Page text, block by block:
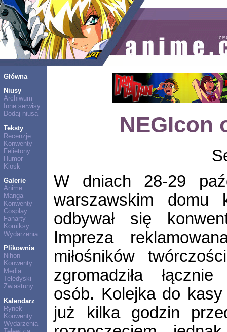
Główna
Niusy
Archiwum
Inne serwisy
Dodaj niusa
Teksty
Recenzje
Konwenty
Felietony
Humor
Kiosk
Galerie
Anime
Manga
Konwenty
Cosplay
Fanarty
Komiksy
Wydarzenia
Plikownia
Nihon
Konwenty
Media
Teledyski
Zwiastuny
Kalendarz
Rynek
Konwenty
Wydarzenia
NEGIcon
W dniach 28-29
warszawskim domu
odbywał się
Impreza
miłośników
zgromadziła
osób. Kolejka do kasy
już kilka godzin